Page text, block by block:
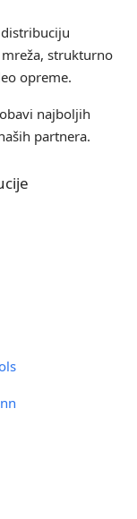
strukturno
opreme.
najboljih
partnera.